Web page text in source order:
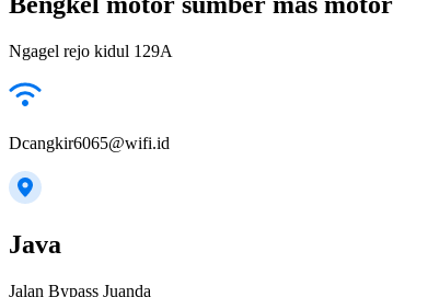
Ngagel rejo kidul 129A
Dcangkir6065@wifi.id
Java
Jalan Bypass Juanda